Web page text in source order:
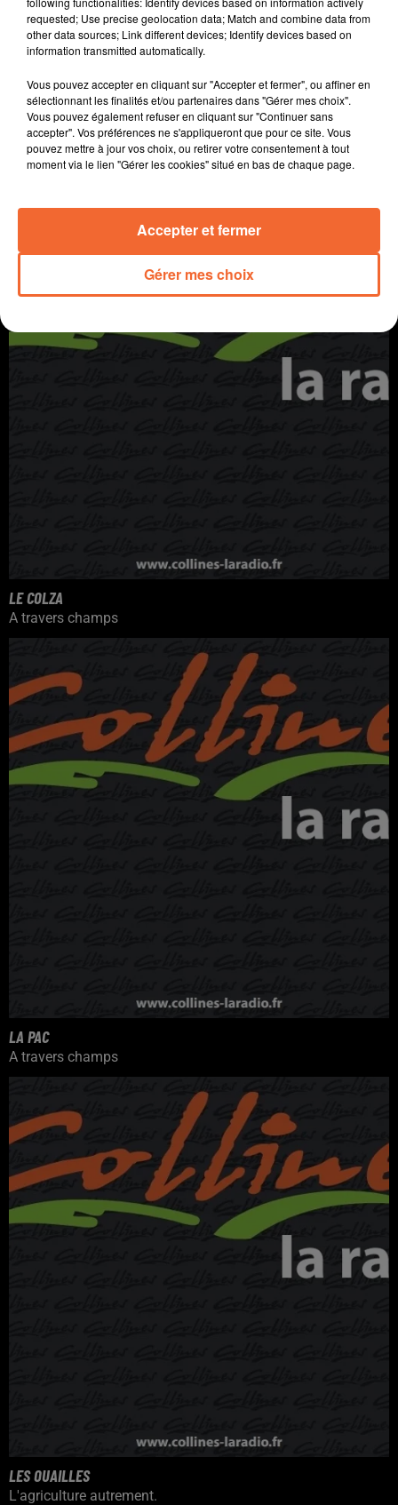
LE PLATEAU DE MILLEVACHES
LE COLZA
A travers champs
LA PAC
A travers champs
LES OUAILLES
L'agriculture autrement.
requested; Use precise geolocation data; Match and combine data from
other data sources; Link different devices; Identify devices based on
information transmitted automatically.
Vous pouvez accepter en cliquant sur "Accepter et fermer", ou affiner en
sélectionnant les finalités et/ou partenaires dans "Gérer mes choix".
Vous pouvez également refuser en cliquant sur "Continuer sans
accepter". Vos préférences ne s'appliqueront que pour ce site. Vous
pouvez mettre à jour vos choix, ou retirer votre consentement à tout
moment via le lien "Gérer les cookies" situé en bas de chaque page.
Gérer mes choix
Accepter et fermer